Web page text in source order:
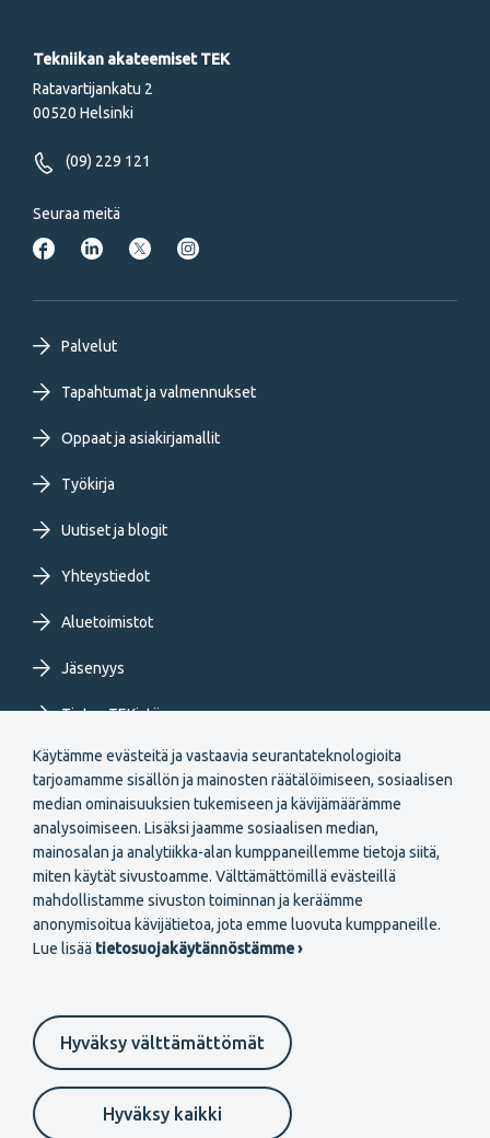
Käytämme evästeitä ja vastaavia seurantateknologioita
tarjoamamme sisällön ja mainosten räätälöimiseen, sosiaalisen
median ominaisuuksien tukemiseen ja kävijämäärämme
analysoimiseen. Lisäksi jaamme sosiaalisen median,
mainosalan ja analytiikka-alan kumppaneillemme tietoja siitä,
miten käytät sivustoamme. Välttämättömillä evästeillä
mahdollistamme sivuston toiminnan ja keräämme
anonymisoitua kävijätietoa, jota emme luovuta kumppaneille.
Lue lisää tietosuojakäytännöstämme ›
Hyväksy välttämättömät
Hyväksy kaikki
Tekniikan akateemiset TEK
Ratavartijankatu 2
00520 Helsinki
(09) 229 121
Seuraa meitä
Footer
primary
menu
FI
Palvelut
Tapahtumat ja valmennukset
Oppaat ja asiakirjamallit
Työkirja
Uutiset ja blogit
Yhteystiedot
Aluetoimistot
Jäsenyys
Tietoa TEKistä
Extranet
Secondary
FI
Liity jäseneksi
Footer
Evästeasetukset Tietosuojaselosteet
Ilmoituskanava
Suomeksi In English På svenska